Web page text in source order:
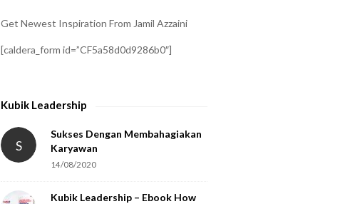
Get Newest Inspiration From Jamil Azzaini
[caldera_form id=”CF5a58d0d9286b0″]
Kubik Leadership
S
Sukses Dengan Membahagiakan
Karyawan
14/08/2020
Kubik Leadership – Ebook How